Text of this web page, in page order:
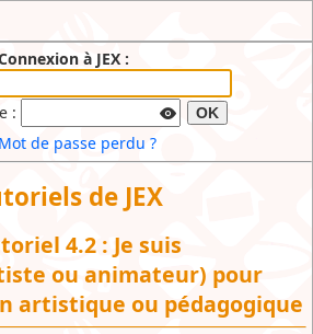
de l'Ecole de Cirque du
à JEX :
:
OK
Mot de passe perdu ?
de JEX
4.2 : Je suis
ou animateur) pour
artistique ou pédagogique